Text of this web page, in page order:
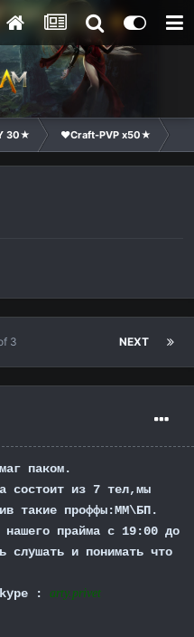
30★ ❤Craft-PVP x50★
NEXT
3
паком.
состоит из 7 тел,мы
такие проффы:ММ\БП.
прайма с 19:00 до
и понимать что
:
arty.privet